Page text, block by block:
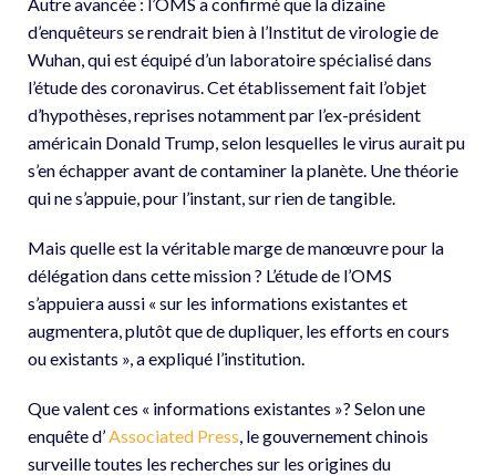
d’enquêteurs se rendrait bien à l’Institut de virologie de
Wuhan, qui est équipé d’un laboratoire spécialisé dans
l’étude des coronavirus. Cet établissement fait l’objet
d’hypothèses, reprises notamment par l’ex-président
américain Donald Trump, selon lesquelles le virus aurait pu
s’en échapper avant de contaminer la planète. Une théorie
qui ne s’appuie, pour l’instant, sur rien de tangible.
Mais quelle est la véritable marge de manœuvre pour la
délégation dans cette mission ? L’étude de l’OMS
s’appuiera aussi « sur les informations existantes et
augmentera, plutôt que de dupliquer, les efforts en cours
ou existants », a expliqué l’institution.
Que valent ces « informations existantes »? Selon une
enquête d’Associated Press, le gouvernement chinois
surveille toutes les recherches sur les origines du